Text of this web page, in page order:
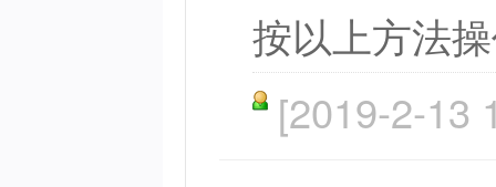
按以上方法
[2019-2-13